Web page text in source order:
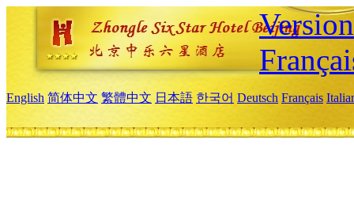
English 简体中文 繁體中文 日本語 한국어 Deutsch Français